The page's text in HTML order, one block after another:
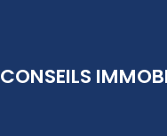
CONSEILS